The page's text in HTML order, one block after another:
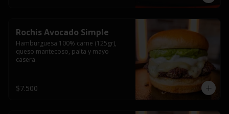
Rochis Avocado Simple
Hamburguesa 100% carne (125gr),
queso mantecoso, palta y mayo
casera.
$7.500